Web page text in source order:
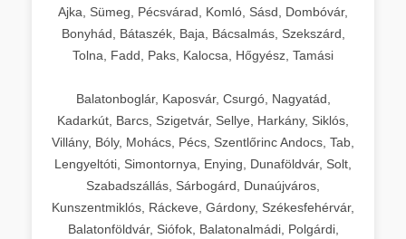
Ajka, Sümeg, Pécsvárad, Komló, Sásd, Dombóvár,
Bonyhád, Bátaszék, Baja, Bácsalmás, Szekszárd,
Tolna, Fadd, Paks, Kalocsa, Hőgyész, Tamási
Balatonboglár, Kaposvár, Csurgó, Nagyatád,
Kadarkút, Barcs, Szigetvár, Sellye, Harkány, Siklós,
Villány, Bóly, Mohács, Pécs, Szentlőrinc Andocs, Tab,
Lengyeltóti, Simontornya, Enying, Dunaföldvár, Solt,
Szabadszállás, Sárbogárd, Dunaújváros,
Kunszentmiklós, Ráckeve, Gárdony, Székesfehérvár,
Balatonföldvár, Siófok, Balatonalmádi, Polgárdi,